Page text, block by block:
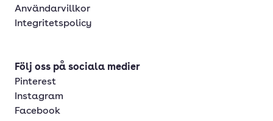
Användarvillkor
Integritetspolicy
Följ oss på sociala medier
Pinterest
Instagram
Facebook